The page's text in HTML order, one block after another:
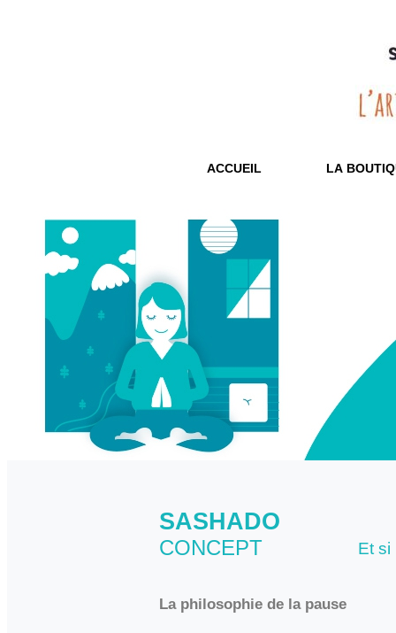
La philosophie de la pause
Et si
SASHADO
CONCEPT
LA
ACCUEIL